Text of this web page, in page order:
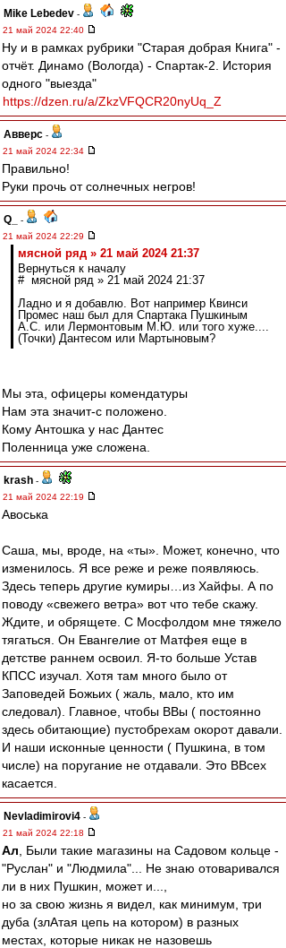
Mike Lebedev -
21 май 2024 22:40
Ну и в рамках рубрики "Старая добрая Книга" -
отчёт. Динамо (Вологда) - Спартак-2. История
одного "выезда"
https://dzen.ru/a/ZkzVFQCR20nyUq_Z
Авверс -
21 май 2024 22:34
Правильно!
Руки прочь от солнечных негров!
Q_
-
21 май 2024 22:29
мясной ряд » 21 май 2024 21:37
Вернуться к началу
# мясной ряд » 21 май 2024 21:37
Ладно и я добавлю. Вот например Квинси
Промес наш был для Спартака Пушкиным
А.С. или Лермонтовым М.Ю. или того хуже....
(Точки) Дантесом или Мартыновым?
Мы эта, офицеры комендатуры
Нам эта значит-с положено.
Кому Антошка у нас Дантес
Поленница уже сложена.
krash -
21 май 2024 22:19
Авоська
Саша, мы, вроде, на «ты». Может, конечно, что
изменилось. Я все реже и реже появляюсь.
Здесь теперь другие кумиры…из Хайфы. А по
поводу «свежего ветра» вот что тебе скажу.
Ждите, и обрящете. С Мосфолдом мне тяжело
тягаться. Он Евангелие от Матфея еще в
детстве раннем освоил. Я-то больше Устав
КПСС изучал. Хотя там много было от
Заповедей Божьих ( жаль, мало, кто им
следовал). Главное, чтобы ВВы ( постоянно
здесь обитающие) пустобрехам окорот давали.
И наши исконные ценности ( Пушкина, в том
числе) на поругание не отдавали. Это ВВсех
касается.
Nevladimirovi4 -
21 май 2024 22:18
Ал , Были такие магазины на Садовом кольце -
"Руслан" и "Людмила"... Не знаю отоваривался
ли в них Пушкин, может и...,
но за свою жизнь я видел, как минимум, три
дуба (злАтая цепь на котором) в разных
местах, которые никак не назовешь